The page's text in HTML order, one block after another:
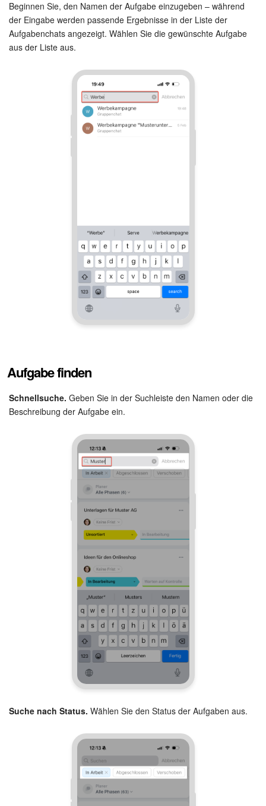
Beginnen Sie, den Namen der Aufgabe einzugeben – während
der Eingabe werden passende Ergebnisse in der Liste der
Aufgabenchats angezeigt. Wählen Sie die gewünschte Aufgabe
aus der Liste aus.
Aufgabe finden
Schnellsuche. Geben Sie in der Suchleiste den Namen oder die
Beschreibung der Aufgabe ein.
Suche nach Status. Wählen Sie den Status der Aufgaben aus.